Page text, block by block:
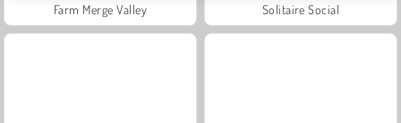
Farm Merge Valley Solitaire Social